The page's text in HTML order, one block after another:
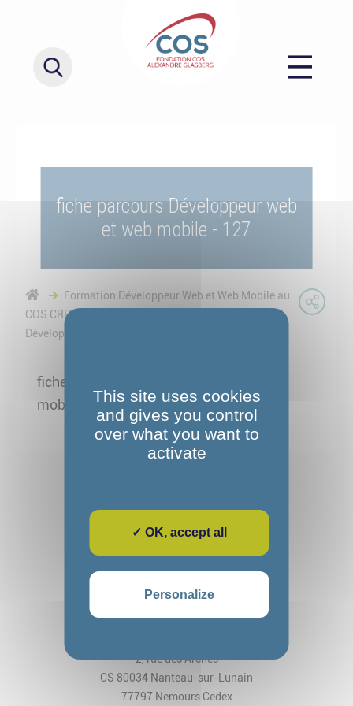
fiche parcours Développeur web
et web mobile - 127
Formation Développeur Web et Web Mobile au
COS CRPF - Parcours mixte
Développeur web et web mobile - 127
fiche parcours Développeur web et web
mobile
Fondation Alexandre Glasberg
2, rue des Arches
CS 80034 Nanteau-sur-Lunain
77797 Nemours Cedex
This site uses cookies
and gives you control
over what you want to
activate
✓ OK, accept all
Personalize